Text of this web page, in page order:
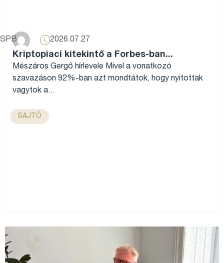
SPB 2026.07.27
Kriptopiaci kitekintő a Forbes-ban...
Mészáros Gergő hírlevele Mivel a vonatkozó
szavazáson 92%-ban azt mondtátok, hogy nyitottak
vagytok a...
SAJTÓ